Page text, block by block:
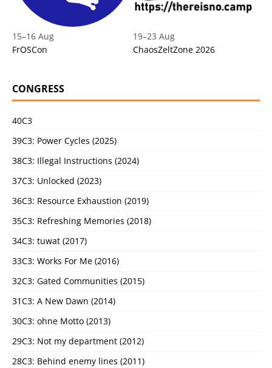
15–16 Aug
FrOSCon
19–23 Aug
ChaosZeltZone 2026
CONGRESS
40C3
39C3: Power Cycles (2025)
38C3: Illegal Instructions (2024)
37C3: Unlocked (2023)
36C3: Resource Exhaustion (2019)
35C3: Refreshing Memories (2018)
34C3: tuwat (2017)
33C3: Works For Me (2016)
32C3: Gated Communities (2015)
31C3: A New Dawn (2014)
30C3: ohne Motto (2013)
29C3: Not my department (2012)
28C3: Behind enemy lines (2011)